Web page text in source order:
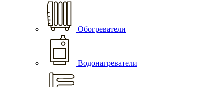
Обогреватели
Водонагреватели